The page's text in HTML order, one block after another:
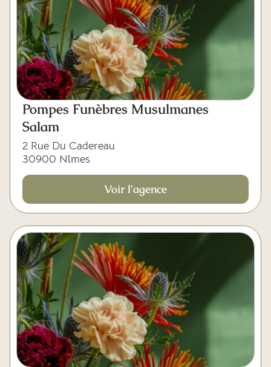
Pompes Funèbres Musulmanes
Salam
2 Rue Du Cadereau
30900 Nîmes
Voir l'agence